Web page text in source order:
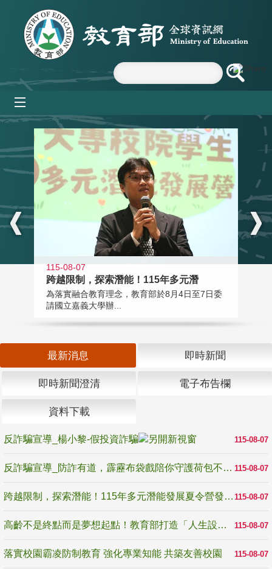
跳到主要內容區塊
:::
115-08-07
跨越限制，探索潛能！115年多元潛
為落實融合教育理念，教育部於8月4日至7日委
請國立嘉義大學辦...
最新消息 即時新聞
即時新聞澄清 電子布告欄
資料下載
115-08-07
反詐騙宣導_楊小黎-假投資詐騙
115-08-07
反詐騙宣導_防詐有道，霹靂布袋戲陪你守護荷包不受騙
115-08-07
跨越限制，探索潛能！115年多元潛能發展夏令營發掘生命無限可能
115-08-07
高齡不是終點而是夢想起點！教育部打造「人生設計夢工場」 參展第3屆高齡健康產業博覽會
115-08-07
落實校園霸凌防制教育 強化專業知能 共築友善校園